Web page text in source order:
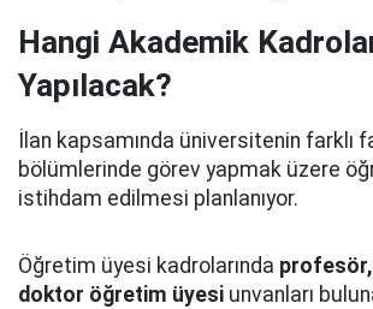
Hangi Akademik
Yapılacak?
İlan kapsamında üniversitenin farklı
bölümlerinde görev yapmak üzere
istihdam edilmesi planlanıyor.
Öğretim üyesi kadrolarında
doktor öğretim üyesi unvanları